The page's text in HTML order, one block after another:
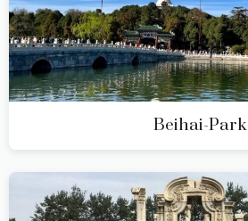
Beihai-Park